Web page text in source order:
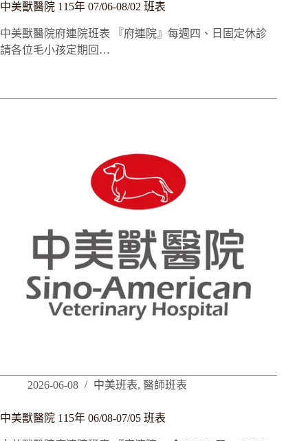
中美獸醫院 115年 07/06-08/02 班表
中美獸醫院府連院班表 『府連院』每週四、日固定休診
請各位毛小孩定期回…
2026-06-08 中美班表, 醫師班表
中美獸醫院 115年 06/08-07/05 班表